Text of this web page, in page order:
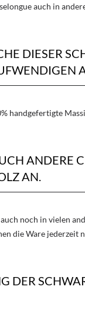
auch in
DIESER
handgefertigte
ANDERE
AN.
noch in vielen
die Ware jederzeit
DER